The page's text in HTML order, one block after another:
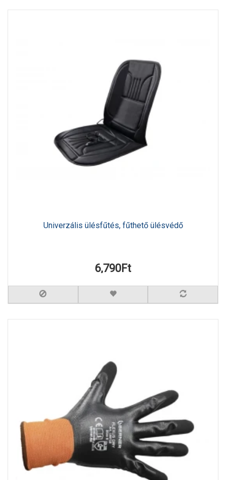
Univerzális ülésfűtés, fűthető ülésvédő
6,790Ft